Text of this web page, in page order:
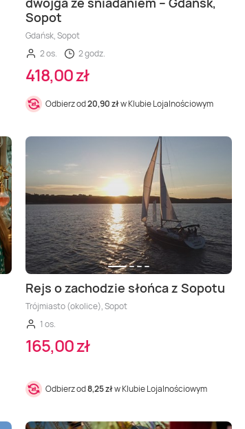
Sopot
Gdańsk, Sopot
2 os.
2 godz.
418,00 zł
Odbierz od20,90 złw Klubie Lojalnościowym
Rejs o zachodzie słońca z Sopotu
Trójmiasto (okolice), Sopot
1 os.
165,00 zł
Odbierz od8,25 złw Klubie Lojalnościowym